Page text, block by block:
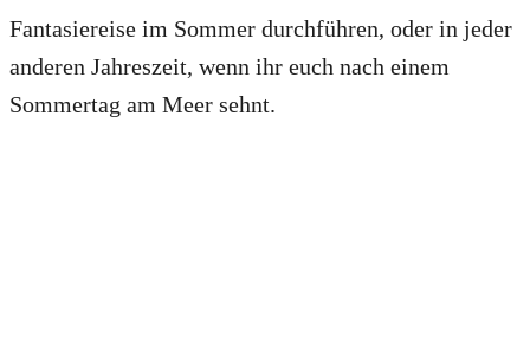
Fantasiereise im Sommer durchführen, oder in jeder
anderen Jahreszeit, wenn ihr euch nach einem
Sommertag am Meer sehnt.